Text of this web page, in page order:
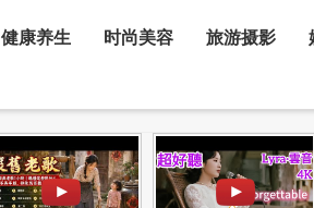
健康养生 时尚美容 旅游摄影